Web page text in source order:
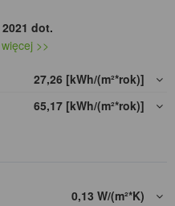
dot.
więcej >>
27,26 [kWh/(m²*rok)]
65,17 [kWh/(m²*rok)]
0,13 W/(m²*K)